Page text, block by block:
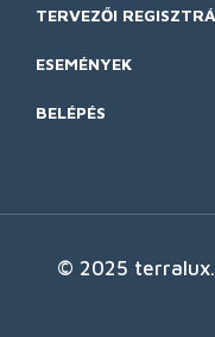
TERVEZŐI
ESEMÉNYEK
BELÉPÉS
© 2025